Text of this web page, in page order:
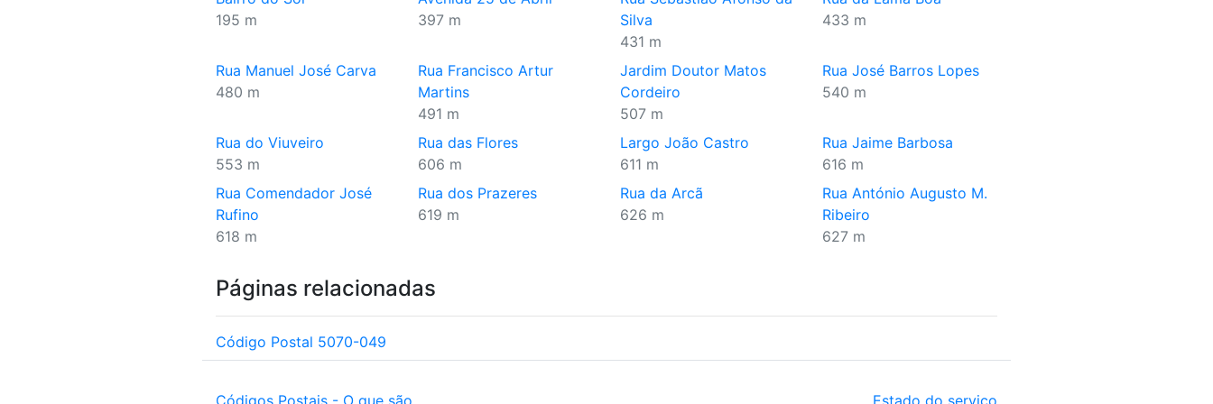
195 m
397 m
Silva
431 m
433 m
Rua Manuel José Carva
480 m
Rua Francisco Artur
Martins
491 m
Jardim Doutor Matos
Cordeiro
507 m
Rua José Barros Lopes
540 m
Rua do Viuveiro
553 m
Rua das Flores
606 m
Largo João Castro
611 m
Rua Jaime Barbosa
616 m
Rua Comendador José
Rufino
618 m
Rua dos Prazeres
619 m
Rua da Arcã
626 m
Rua António Augusto M.
Ribeiro
627 m
Páginas relacionadas
Código Postal 5070-049
Códigos Postais - O que são Estado do serviço